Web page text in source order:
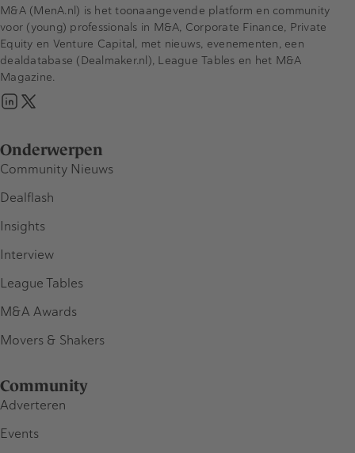
Onderwerpen
Community Nieuws
Dealflash
Insights
Interview
League Tables
M&A Awards
Movers & Shakers
Community
Adverteren
Events
M&A (MenA.nl) is het toonaangevende platform en community
voor (young) professionals in M&A, Corporate Finance, Private
Equity en Venture Capital, met nieuws, evenementen, een
dealdatabase (Dealmaker.nl), League Tables en het M&A
Magazine.